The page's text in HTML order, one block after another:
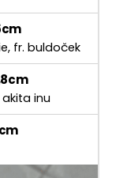
cm
fr. buldoček
cm
inu